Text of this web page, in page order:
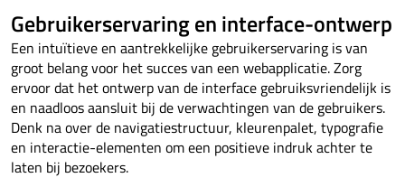
Gebruikerservaring en interface-ontwerp
Een intuïtieve en aantrekkelijke gebruikerservaring is van
groot belang voor het succes van een webapplicatie. Zorg
ervoor dat het ontwerp van de interface gebruiksvriendelijk is
en naadloos aansluit bij de verwachtingen van de gebruikers.
Denk na over de navigatiestructuur, kleurenpalet, typografie
en interactie-elementen om een positieve indruk achter te
laten bij bezoekers.